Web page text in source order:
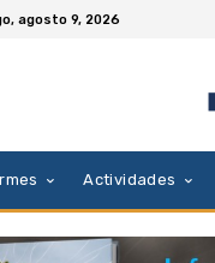
agosto 9, 2026
Actividades